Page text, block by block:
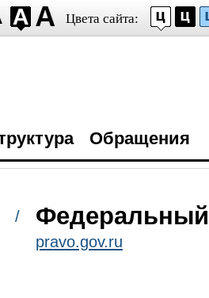
Цвета сайта:
Обращения
/ Федеральный
pravo.gov.ru